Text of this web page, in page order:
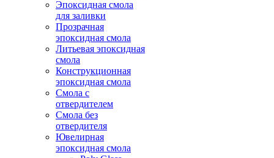
Эпоксидная смола
для заливки
Прозрачная
эпоксидная смола
Литьевая эпоксидная
смола
Конструкционная
эпоксидная смола
Смола с
отвердителем
Смола без
отвердителя
Ювелирная
эпоксидная смола